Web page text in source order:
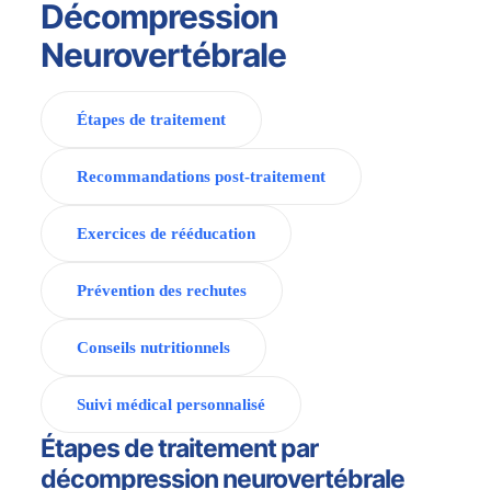
Décompression
Neurovertébrale
Étapes de traitement
Recommandations post-traitement
Exercices de rééducation
Prévention des rechutes
Conseils nutritionnels
Suivi médical personnalisé
Étapes de traitement par
décompression neurovertébrale